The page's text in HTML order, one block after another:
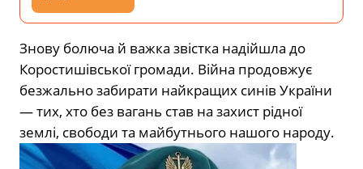
Знову болюча й важка звістка надійшла до
Коростишівської громади. Війна продовжує
безжально забирати найкращих синів України
— тих, хто без вагань став на захист рідної
землі, свободи та майбутнього нашого народу.